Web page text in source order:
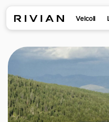
Veicoli